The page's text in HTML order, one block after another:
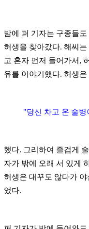
밤에 퍼 기자는 구종들
허생을 찾아갔다. 해씨
고 혼자 먼저 들어가서,
유를 이야기했다. 허생
"당신 차고 온 술
했다. 그리하여 즐겁게
자가 밖에 오래 서 있게
허생은 대꾸도 않다가 야
었다.